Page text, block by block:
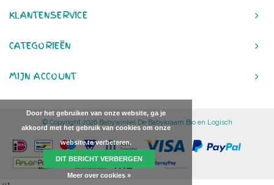
KLANTENSERVICE
CATEGORIEËN
MIJN ACCOUNT
© Copyright 2026 Babywinkel De Babykraam Bio en Logisch
Door het gebruiken van onze website, ga je
akkoord met het gebruik van cookies om onze
website te verbeteren.
DIT BERICHT VERBERGEN
Meer over cookies »